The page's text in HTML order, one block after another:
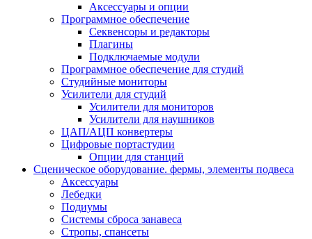
Аксессуары и опции
Программное обеспечение
Cеквенсоры и редакторы
Плагины
Подключаемые модули
Программное обеспечение для студий
Студийные мониторы
Усилители для студий
Усилители для мониторов
Усилители для наушников
ЦАП/АЦП конвертеры
Цифровые портастудии
Опции для станций
Сценическое оборудование. фермы, элементы подвеса
Аксессуары
Лебедки
Подиумы
Системы сброса занавеса
Стропы, спансеты